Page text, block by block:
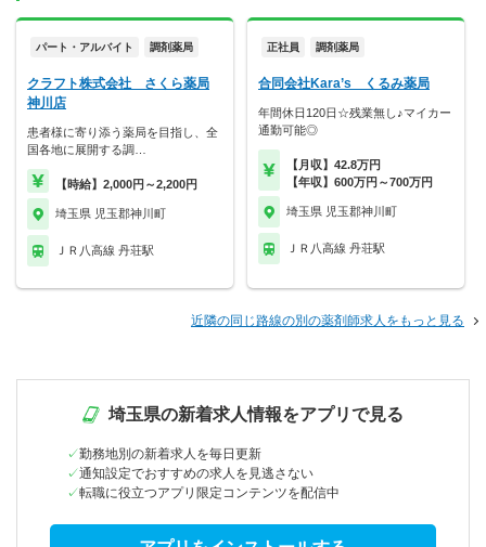
パート・アルバイト 調剤薬局
クラフト株式会社 さくら薬局
神川店
患者様に寄り添う薬局を目指し、全
国各地に展開する調…
【時給】2,000円～2,200円
埼玉県 児玉郡神川町
ＪＲ八高線 丹荘駅
正社員 調剤薬局
合同会社Kara’s くるみ薬局
年間休日120日☆残業無し♪マイカー
通勤可能◎
【月収】42.8万円
【年収】600万円～700万円
埼玉県 児玉郡神川町
ＪＲ八高線 丹荘駅
近隣の同じ路線の別の薬剤師求人をもっと見る
埼玉県の新着求人情報をアプリで見る
勤務地別の新着求人を毎日更新
通知設定でおすすめの求人を見逃さない
転職に役立つアプリ限定コンテンツを配信中